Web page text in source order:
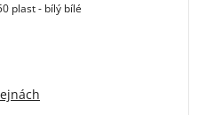
plast - bílý bílé